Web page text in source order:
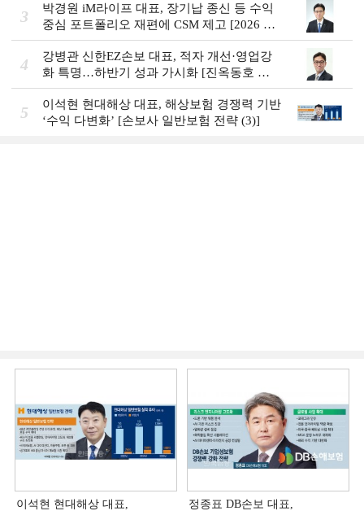
3
박경원 iM라이프 대표, 장기납 종신 등 수익
중심 포트폴리오 재편에 CSM 제고 [2026 금
융사 상반기 실적]
4
강병관 신한EZ손보 대표, 적자 개선·영업강
화 특명…하반기 성과 가시화 [진옥동호 신
한금융, 부스트업 점검]
5
이석현 현대해상 대표, 해상보험 경쟁력 기반
‘수익 다변화ʼ [손보사 일반보험 전략 (3)]
이석현 현대해상 대표,
정종표 DB손보 대표,